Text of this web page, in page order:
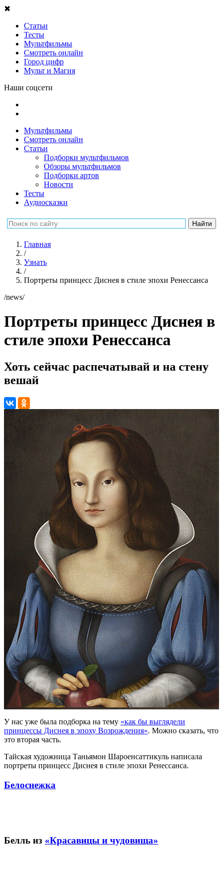
✖
Статьи
Тесты
Мультфильмы
Смотреть онлайн
Город цифр
Мульт и Магия
Наши соцсети
Мультфильмы
Смотреть онлайн
Статьи
Подборки мультфильмов
Обзоры мультфильмов
Подборки артов
Новости
Тесты
Аудиосказки
Главная
/
Узнать
/
Портреты принцесс Диснея в стиле эпохи Ренессанса
/news/
Портреты принцесс Диснея в
стиле эпохи Ренессанса
Хоть сейчас распечатывай и на стену
вешай
У нас уже была подборка на тему «как бы выглядели
принцессы Диснея в эпоху Возрождения». Можно сказать, что
это вторая часть.
Тайская художница Таньямон Шароенсаттикуль написала
портреты принцесс Диснея в стиле эпохи Ренессанса.
Белоснежка
Белль из «Красавицы и чудовища»